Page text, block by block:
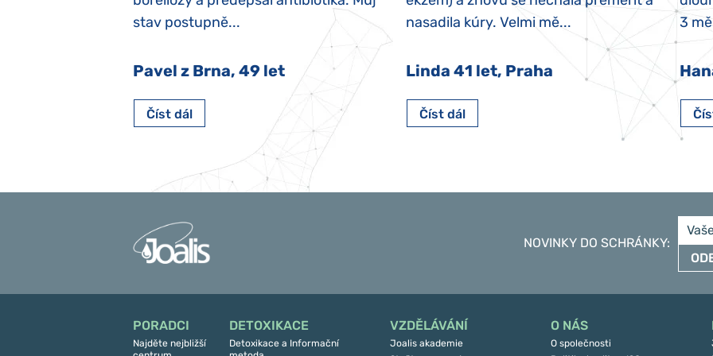
stav postupně...
Pavel z Brna, 49 let
Číst dál
nasadila kúry. Velmi mě...
Linda 41 let, Praha
Číst dál
3
NOVINKY DO SCHRÁNKY:
PORADCI
Najděte nejbližší
DETOXIKACE
Detoxikace a Informační
VZDĚLÁVÁNÍ
Joalis akademie
O NÁS
O společnosti